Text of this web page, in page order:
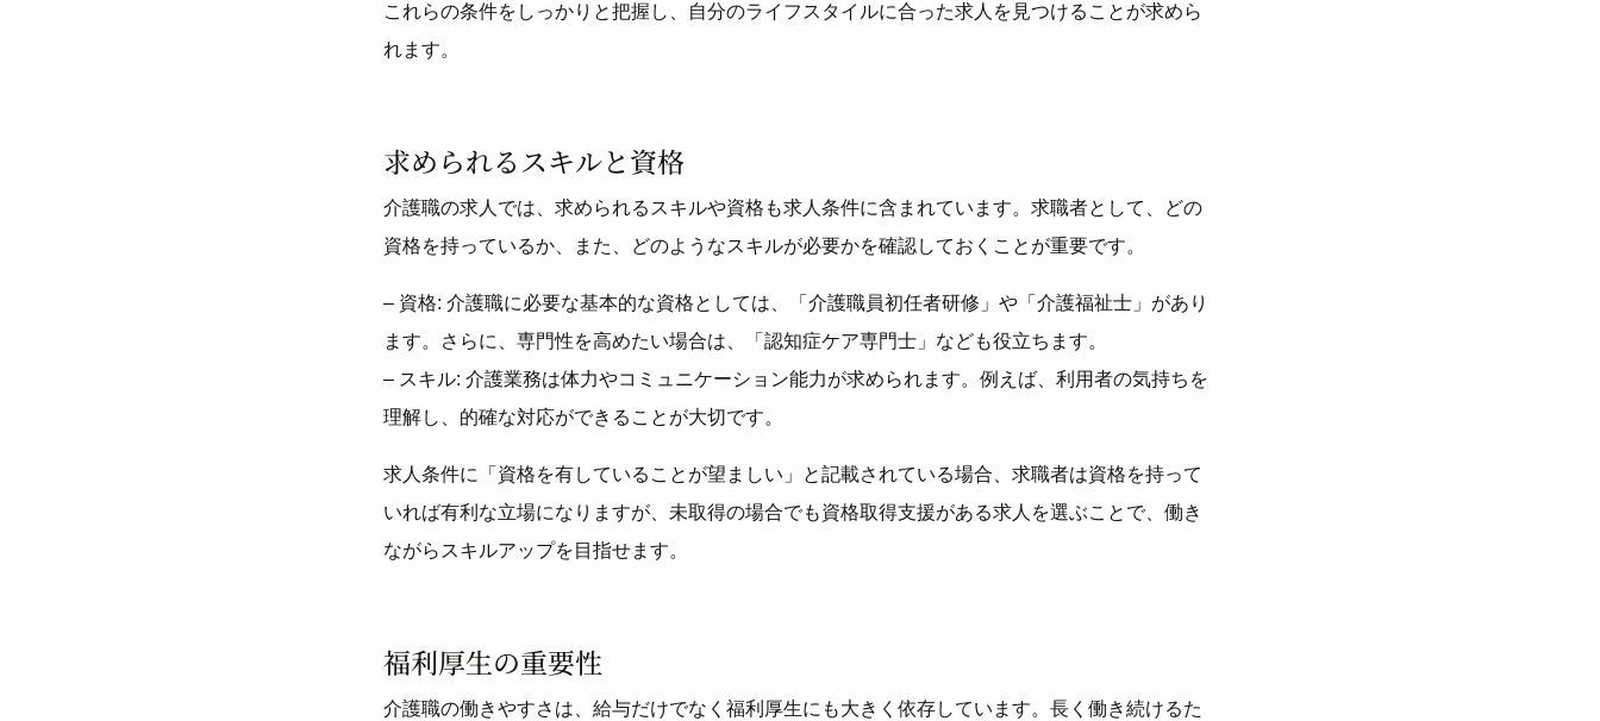
これらの条件をしっかりと把握し、自分のライフスタイルに合った求人を見つけることが求めら
れます。
求められるスキルと資格
介護職の求人では、求められるスキルや資格も求人条件に含まれています。求職者として、どの
資格を持っているか、また、どのようなスキルが必要かを確認しておくことが重要です。
– 資格: 介護職に必要な基本的な資格としては、「介護職員初任者研修」や「介護福祉士」があり
ます。さらに、専門性を高めたい場合は、「認知症ケア専門士」なども役立ちます。
– スキル: 介護業務は体力やコミュニケーション能力が求められます。例えば、利用者の気持ちを
理解し、的確な対応ができることが大切です。
求人条件に「資格を有していることが望ましい」と記載されている場合、求職者は資格を持って
いれば有利な立場になりますが、未取得の場合でも資格取得支援がある求人を選ぶことで、働き
ながらスキルアップを目指せます。
福利厚生の重要性
介護職の働きやすさは、給与だけでなく福利厚生にも大きく依存しています。長く働き続けるた